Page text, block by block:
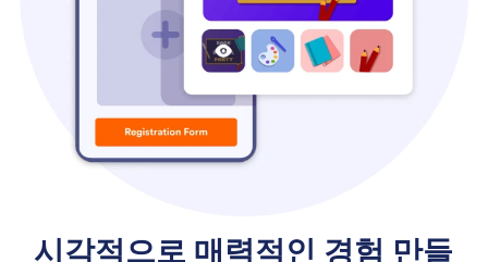
시각적으로 매력적인 경험 만들